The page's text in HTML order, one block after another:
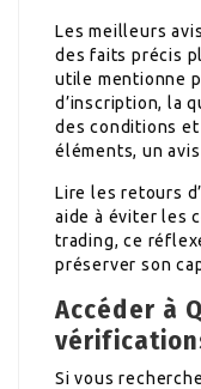
Les meilleurs
des faits précis
utile mentionne
d’inscription, la
des conditions et
éléments, un
Lire les retours
aide à éviter les
trading, ce
préserver son
Accéder à
Si vous